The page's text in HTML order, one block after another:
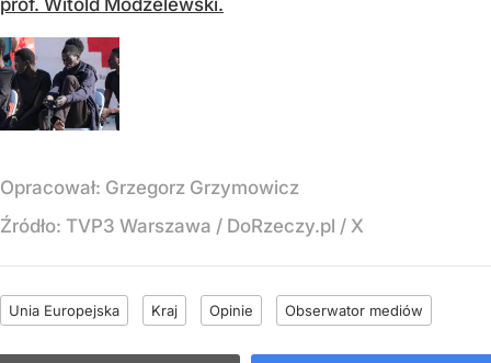
Opracował: Grzegorz Grzymowicz
Źródło: TVP3 Warszawa / DoRzeczy.pl / X
Unia Europejska Kraj Opinie Obserwator mediów